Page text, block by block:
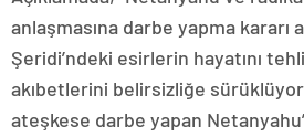
anlaşmasına darbe yapma kararı
Şeridi’ndeki esirlerin hayatını
akıbetlerini belirsizliğe
ateşkese darbe yapan